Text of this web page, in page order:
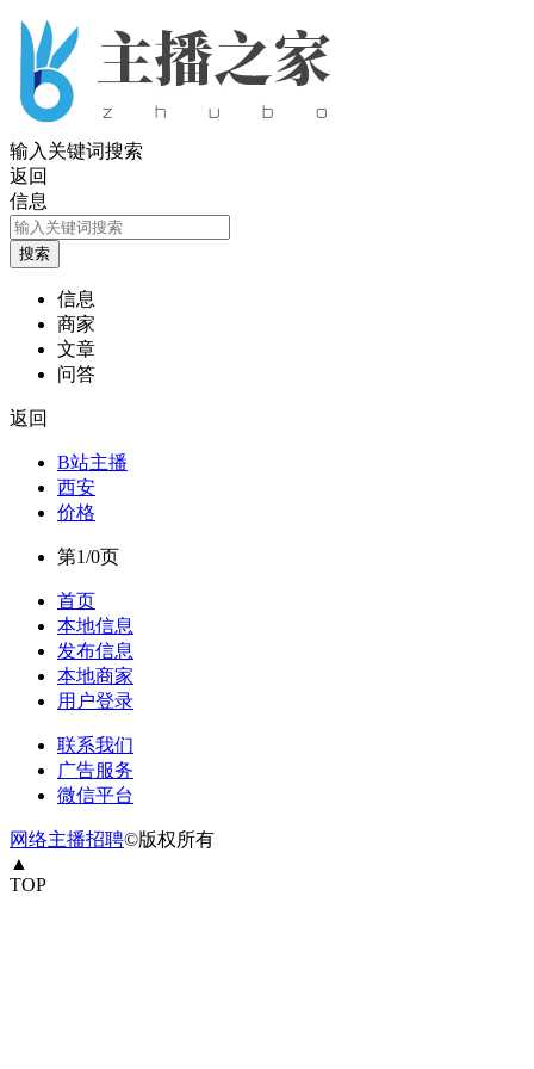
输入关键词搜索
返回
信息
信息
商家
文章
问答
返回
B站主播
西安
价格
第1/0页
首页
本地信息
发布信息
本地商家
用户登录
联系我们
广告服务
微信平台
网络主播招聘©版权所有
▲
TOP